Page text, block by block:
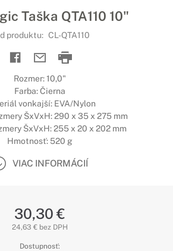
Taška QTA110 10"
produktu: CL-QTA110
Rozmer: 10,0"
Farba: Čierna
vonkajší: EVA/Nylon
ŠxVxH: 290 x 35 x 275 mm
ŠxVxH: 255 x 20 x 202 mm
Hmotnosť: 520 g
VIAC INFORMÁCIÍ
30,30 €
24,63 € bez DPH
Dostupnosť: